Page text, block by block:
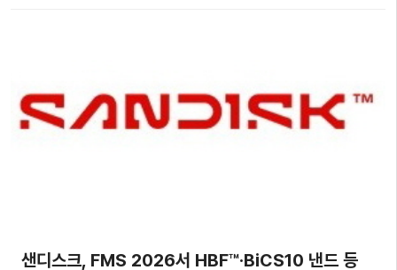
샌디스크, FMS 2026서 HBF™·BiCS10 낸드 등